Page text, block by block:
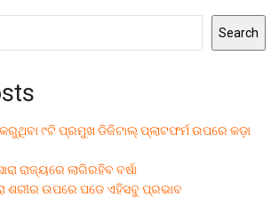
Search
୯ଟି ପ୍ରମୁଖ ଡିଜିଟାଲ୍ ପ୍ଲାଟଫର୍ମ ଉପରେ କଡ଼ା
ରାଜ୍ୟରେ ଲାଗିରହିବ ବର୍ଷା
ଶରୀର ଉପରେ ପଡେ ଏହିସବୁ ପ୍ରଭାବ